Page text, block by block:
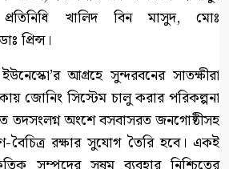
খালিদ বিন মাসুদ, মোঃ
প্রিন্স।
আগ্রহে সুন্দরবনের সাতক্ষীরা
জোনিং সিস্টেম চালু করার পরিকল্পনা
তদসংলগ্ন অংশে বসবাসরত জনগোষ্ঠীসহ
বৈচিত্র রক্ষার সুযোগ তৈরি হবে। একই